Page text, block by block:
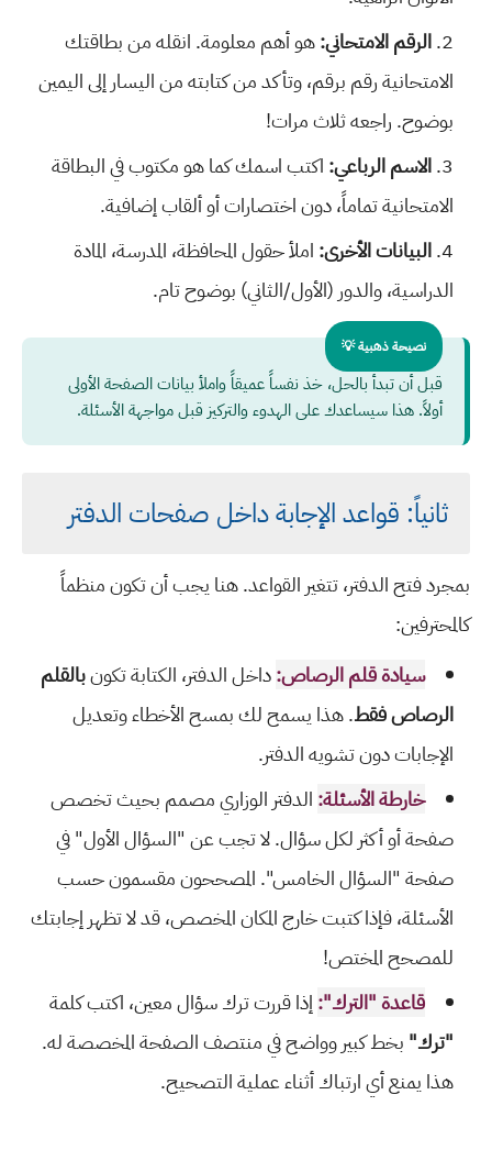
الرقم الامتحاني:هو أهم معلومة. انقله من بطاقتك
الامتحانية رقم برقم، وتأكد من كتابته من اليسار إلى اليمين
بوضوح. راجعه ثلاث مرات!
الاسم الرباعي: اكتب اسمك كما هو مكتوب في البطاقة
الامتحانية تماماً، دون اختصارات أو ألقاب إضافية.
البيانات الأخرى: املأ حقول المحافظة، المدرسة، المادة
الدراسية، والدور (الأول/الثاني) بوضوح تام.
نصيحة ذهبية 💡
قبل أن تبدأ بالحل، خذ نفساً عميقاً واملأ بيانات الصفحة الأولى
أولاً. هذا سيساعدك على الهدوء والتركيز قبل مواجهة الأسئلة.
ثانياً: قواعد الإجابة داخل صفحات الدفتر
بمجرد فتح الدفتر، تتغير القواعد. هنا يجب أن تكون منظماً
كالمحترفين:
سيادة قلم الرصاص:داخل الدفتر، الكتابة تكونبالقلم
الرصاص فقط. هذا يسمح لك بمسح الأخطاء وتعديل
الإجابات دون تشويه الدفتر.
خارطة الأسئلة: الدفتر الوزاري مصمم بحيث تخصص
صفحة أو أكثر لكل سؤال. لا تجب عن "السؤال الأول" في
صفحة "السؤال الخامس". المصححون مقسمون حسب
الأسئلة، فإذا كتبت خارج المكان المخصص، قد لا تظهر إجابتك
للمصحح المختص!
قاعدة "الترك": إذا قررت ترك سؤال معين، اكتب كلمة
"ترك" بخط كبير وواضح في منتصف الصفحة المخصصة له.
هذا يمنع أي ارتباك أثناء عملية التصحيح.